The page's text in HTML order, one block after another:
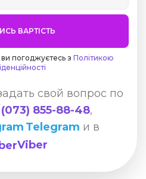
ВАРТІСТЬ
погоджуєтесь з Політикою
свой вопрос по
855-88-48,
Telegram и в
Viber